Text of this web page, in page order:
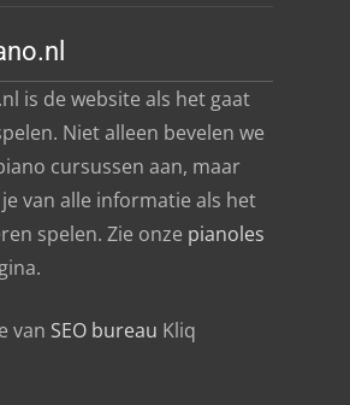
is de website als het gaat
Niet alleen bevelen we
cursussen aan, maar
van alle informatie als het
spelen. Zie onze pianoles
van SEO bureau Kliq